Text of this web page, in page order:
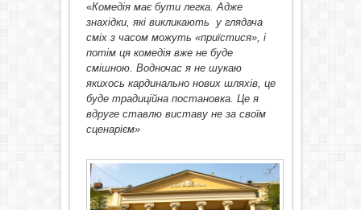
«Комедія має бути легка. Адже
знахідки, які викликають у глядача
сміх з часом можуть «приїстися», і
потім ця комедія вже не буде
смішною. Водночас я не шукаю
якихось кардинально нових шляхів, це
буде традиційна постановка. Це я
вдруге ставлю виставу не за своїм
сценарієм»